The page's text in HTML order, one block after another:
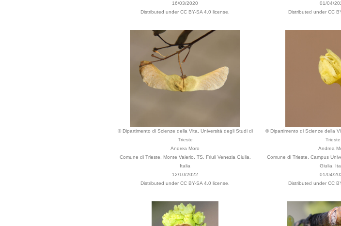
16/03/2020
Distributed under CC BY-SA 4.0 license.
01/04/
Distributed under CC
© Dipartimento di Scienze della Vita, Università degli Studi di
Trieste
Andrea Moro
Comune di Trieste, Monte Valerio, TS, Friuli Venezia Giulia,
Italia
12/10/2022
Distributed under CC BY-SA 4.0 license.
© Dipartimento di Scienze della
Trieste
Andrea
Comune di Trieste, Campus
Giulia,
01/04/
Distributed under CC